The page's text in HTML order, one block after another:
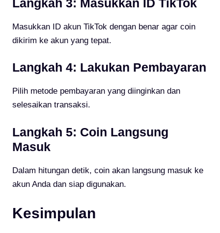
Masukkan ID akun TikTok dengan benar agar coin
dikirim ke akun yang tepat.
Langkah 4: Lakukan Pembayaran
Pilih metode pembayaran yang diinginkan dan
selesaikan transaksi.
Langkah 5: Coin Langsung
Masuk
Dalam hitungan detik, coin akan langsung masuk ke
akun Anda dan siap digunakan.
Kesimpulan